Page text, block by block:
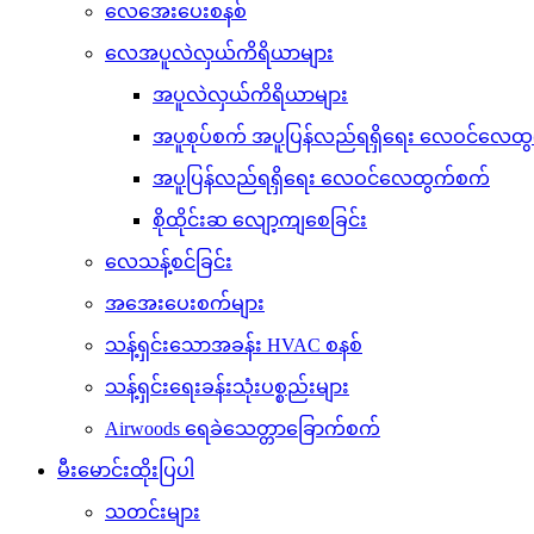
လေအေးပေးစနစ်
လေအပူလဲလှယ်ကိရိယာများ
အပူလဲလှယ်ကိရိယာများ
အပူစုပ်စက် အပူပြန်လည်ရရှိရေး လေဝင်လေ
အပူပြန်လည်ရရှိရေး လေဝင်လေထွက်စက်
စိုထိုင်းဆ လျော့ကျစေခြင်း
လေသန့်စင်ခြင်း
အအေးပေးစက်များ
သန့်ရှင်းသောအခန်း HVAC စနစ်
သန့်ရှင်းရေးခန်းသုံးပစ္စည်းများ
Airwoods ရေခဲသေတ္တာခြောက်စက်
မီးမောင်းထိုးပြပါ
သတင်းများ